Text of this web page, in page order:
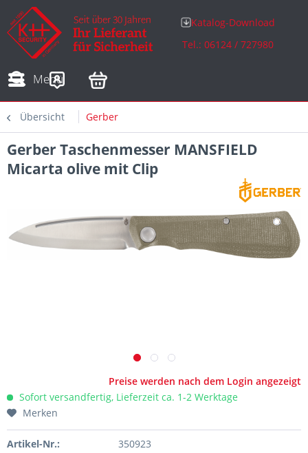
Katalog-Download
Tel.: 06124 / 727980
Menü
Adressen
Übersicht Gerber
Gerber Taschenmesser MANSFIELD
Micarta olive mit Clip
Preise werden nach dem Login angezeigt
Sofort versandfertig, Lieferzeit ca. 1-2 Werktage
Merken
Artikel-Nr.:
350923